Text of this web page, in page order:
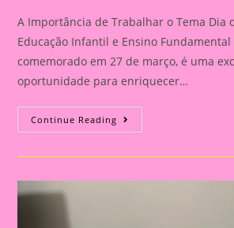
A Importância de Trabalhar o Tema Dia
Educação Infantil e Ensino Fundamental
comemorado em 27 de março, é uma
oportunidade para enriquecer…
Continue Reading Atividade
Dia
Circo|